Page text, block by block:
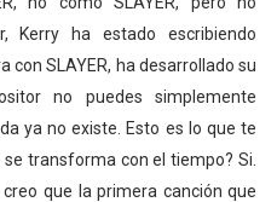
Kerry ha estado escribiendo
con SLAYER, ha desarrollado su
no puedes simplemente
ya no existe. Esto es lo que te
transforma con el tiempo? Si.
que la primera canción que